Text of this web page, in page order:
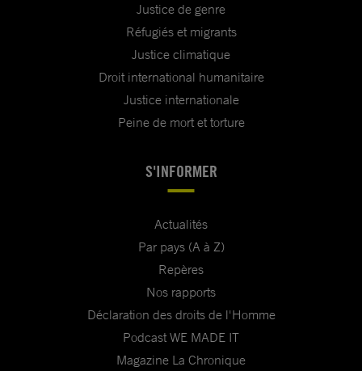
Justice de genre
Réfugiés et migrants
Justice climatique
Droit international humanitaire
Justice internationale
Peine de mort et torture
S'INFORMER
Actualités
Par pays (A à Z)
Repères
Nos rapports
Déclaration des droits de l'Homme
Podcast WE MADE IT
Magazine La Chronique